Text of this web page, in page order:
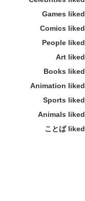
Games liked
Comics liked
People liked
Art liked
Books liked
Animation liked
Sports liked
Animals liked
ことば liked